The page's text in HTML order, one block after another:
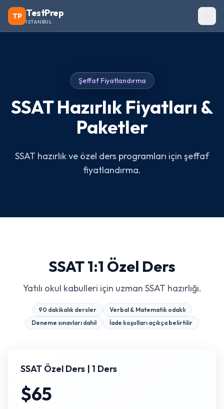
TP TestPrep
ISTANBUL
Şeffaf Fiyatlandırma
SSAT Hazırlık Fiyatları &
Paketler
SSAT hazırlık ve özel ders programları için şeffaf
fiyatlandırma.
SSAT 1:1 Özel Ders
Yatılı okul kabulleri için uzman SSAT hazırlığı.
90 dakikalık dersler
Verbal & Matematik odaklı
Deneme sınavları dahil
İade koşulları açıkça belirtilir
SSAT Özel Ders | 1 Ders
$65